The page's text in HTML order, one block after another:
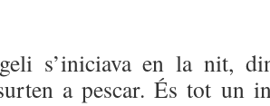
s’iniciava en la nit,
a pescar. És tot un